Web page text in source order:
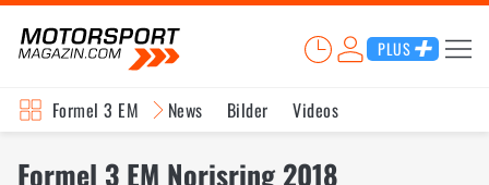
PLUS
Formel 3 EM News Bilder Videos
Formel 3 EM Norisring 2018